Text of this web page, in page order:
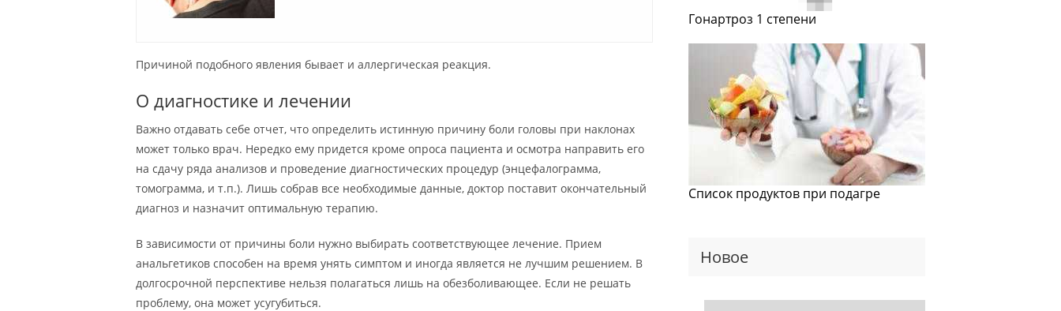
Причиной подобного явления бывает и аллергическая реакция.
О диагностике и лечении
Важно отдавать себе отчет, что определить истинную причину боли головы при наклонах
может только врач. Нередко ему придется кроме опроса пациента и осмотра направить его
на сдачу ряда анализов и проведение диагностических процедур (энцефалограмма,
томограмма, и т.п.). Лишь собрав все необходимые данные, доктор поставит окончательный
диагноз и назначит оптимальную терапию.
В зависимости от причины боли нужно выбирать соответствующее лечение. Прием
анальгетиков способен на время унять симптом и иногда является не лучшим решением. В
долгосрочной перспективе нельзя полагаться лишь на обезболивающее. Если не решать
проблему, она может усугубиться.
Гонартроз 1 степени
Список продуктов при подагре
Новое